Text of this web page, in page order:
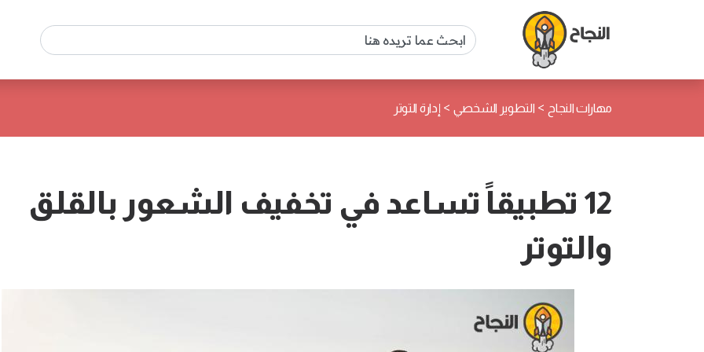
مهارات النجاح > التطوير الشخصي > إدارة التوتر
12 تطبيقاً تساعد في تخفيف الشعور بالقلق
والتوتر